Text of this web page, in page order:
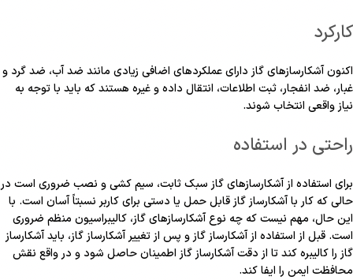
کارکرد
اکنون آشکارسازهای گاز دارای عملکردهای اضافی زیادی مانند ضد آب، ضد گرد و
غبار، ضد انفجار، ثبت اطلاعات، انتقال داده و غیره هستند که باید با توجه به
نیاز واقعی انتخاب شوند.
راحتی در استفاده
برای استفاده از آشکارسازهای گاز سبک ثابت، سیم کشی و نصب ضروری است در
حالی که کار با آشکارساز گاز قابل حمل یا دستی برای کاربر نسبتاً آسان است. با
این حال، مهم نیست که چه نوع آشکارسازهای گاز، کالیبراسیون منظم ضروری
است. قبل از استفاده از آشکارساز گاز و پس از تغییر آشکارساز گاز، باید آشکارساز
گاز را کالیبره کند تا از دقت آشکارساز گاز اطمینان حاصل شود و در واقع نقش
محافظت ایمن را ایفا کند.